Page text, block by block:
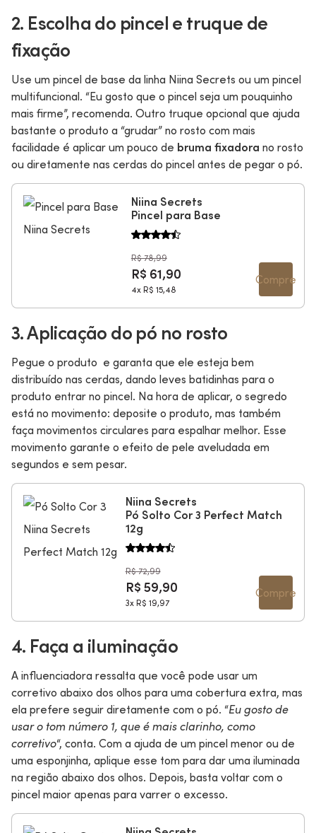
2. Escolha do pincel e truque de
fixação
Use um pincel de base da linha Niina Secrets ou um pincel
multifuncional. “Eu gosto que o pincel seja um pouquinho
mais firme”, recomenda. Outro truque opcional que ajuda
bastante o produto a “grudar” no rosto com mais
facilidade é aplicar um pouco de bruma fixadora no rosto
ou diretamente nas cerdas do pincel antes de pegar o pó.
Niina Secrets
Pincel para Base
R$ 78,99
R$ 61,90
4x R$ 15,48
Compre
3. Aplicação do pó no rosto
Pegue o produto e garanta que ele esteja bem
distribuído nas cerdas, dando leves batidinhas para o
produto entrar no pincel. Na hora de aplicar, o segredo
está no movimento: deposite o produto, mas também
faça movimentos circulares para espalhar melhor. Esse
movimento garante o efeito de pele aveludada em
segundos e sem pesar.
Niina Secrets
Pó Solto Cor 3 Perfect Match
12g
R$ 72,99
R$ 59,90
3x R$ 19,97
Compre
4. Faça a iluminação
A influenciadora ressalta que você pode usar um
corretivo abaixo dos olhos para uma cobertura extra, mas
ela prefere seguir diretamente com o pó. “Eu gosto de
usar o tom número 1, que é mais clarinho, como
corretivo“, conta. Com a ajuda de um pincel menor ou de
uma esponjinha, aplique esse tom para dar uma iluminada
na região abaixo dos olhos. Depois, basta voltar com o
pincel maior apenas para varrer o excesso.